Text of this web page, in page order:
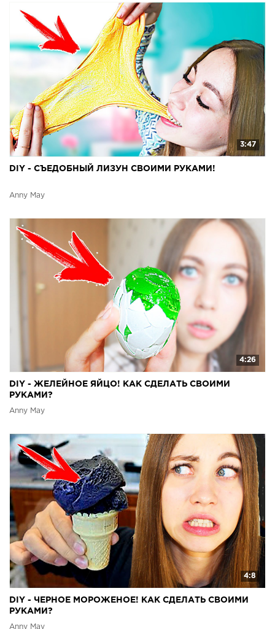
3:47
DIY - СЪЕДОБНЫЙ ЛИЗУН СВОИМИ РУКАМИ!
Anny May
4:26
DIY - ЖЕЛЕЙНОЕ ЯЙЦО! КАК СДЕЛАТЬ СВОИМИ
РУКАМИ?
Anny May
4:8
DIY - ЧЕРНОЕ МОРОЖЕНОЕ! КАК СДЕЛАТЬ СВОИМИ
РУКАМИ?
Anny May